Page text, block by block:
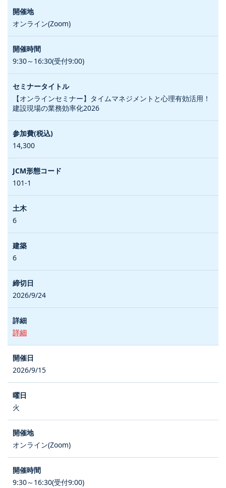
オンライン(Zoom)
9:30～16:30(受付9:00)
【オンラインセミナー】タイムマネジメントと心理有効活用！
建設現場の業務効率化2026
14,300
101-1
6
6
2026/9/24
詳細
2026/9/15
火
オンライン(Zoom)
9:30～16:30(受付9:00)